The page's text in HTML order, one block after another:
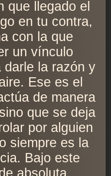
que llegado el
en tu contra,
con la que
un vínculo
darle la razón y
Ese es el
de manera
que se deja
por alguien
siempre es la
Bajo este